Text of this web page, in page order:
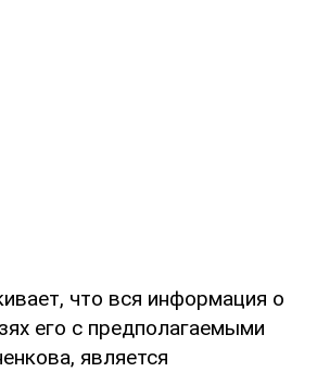
что вся информация о
его с предполагаемыми
является